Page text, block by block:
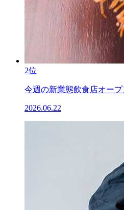
2位
今週の新業態飲食店オープ
2026.06.22